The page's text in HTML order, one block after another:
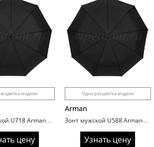
модели
Зонт мужской U718 Arman автомат кожаная ручка
цену
Одна расцветка модели
Arman
Зонт мужской U588 Arman автомат ручка прямая
Узнать цену